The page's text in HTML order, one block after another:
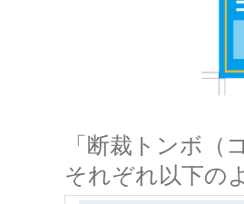
「断裁トンボ
それぞれ以下の